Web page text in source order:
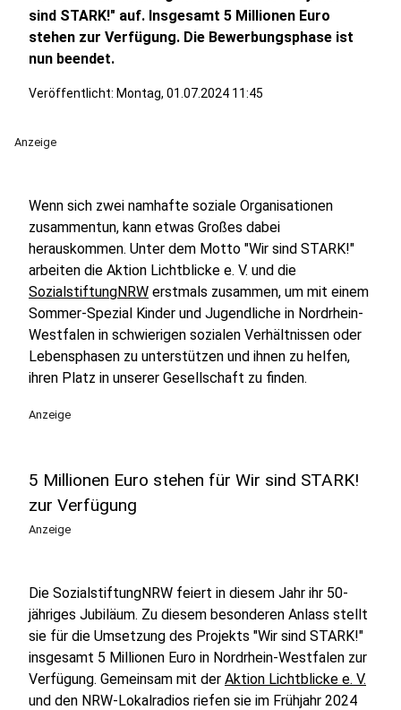
sind STARK!" auf. Insgesamt 5 Millionen Euro
stehen zur Verfügung. Die Bewerbungsphase ist
nun beendet.
Veröffentlicht: Montag, 01.07.2024 11:45
Anzeige
Wenn sich zwei namhafte soziale Organisationen
zusammentun, kann etwas Großes dabei
herauskommen. Unter dem Motto "Wir sind STARK!"
arbeiten die Aktion Lichtblicke e. V. und die
SozialstiftungNRW erstmals zusammen, um mit einem
Sommer-Spezial Kinder und Jugendliche in Nordrhein-
Westfalen in schwierigen sozialen Verhältnissen oder
Lebensphasen zu unterstützen und ihnen zu helfen,
ihren Platz in unserer Gesellschaft zu finden.
Anzeige
5 Millionen Euro stehen für Wir sind STARK!
zur Verfügung
Anzeige
Die SozialstiftungNRW feiert in diesem Jahr ihr 50-
jähriges Jubiläum. Zu diesem besonderen Anlass stellt
sie für die Umsetzung des Projekts "Wir sind STARK!"
insgesamt 5 Millionen Euro in Nordrhein-Westfalen zur
Verfügung. Gemeinsam mit der Aktion Lichtblicke e. V.
und den NRW-Lokalradios riefen sie im Frühjahr 2024